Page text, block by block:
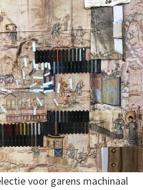
voor garens machinaal